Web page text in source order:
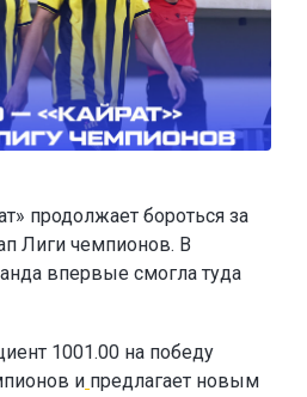
продолжает бороться за
Лиги чемпионов. В
впервые смогла туда
1001.00 на победу
и предлагает новым